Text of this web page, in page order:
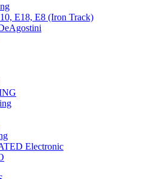
E18, E8 (Iron Track)
Electronic